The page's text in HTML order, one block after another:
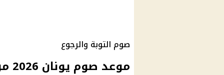
صوم التوبة والرجوع